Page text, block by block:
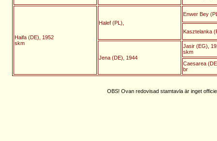
Haifa (DE), 1952
skm
Halef (PL),
Enwer Bey
Kasztelanka
Jena (DE), 1944
Jasir (EG),
skm
Caesarea
br
OBS! Ovan redovisad stamtavla är inget